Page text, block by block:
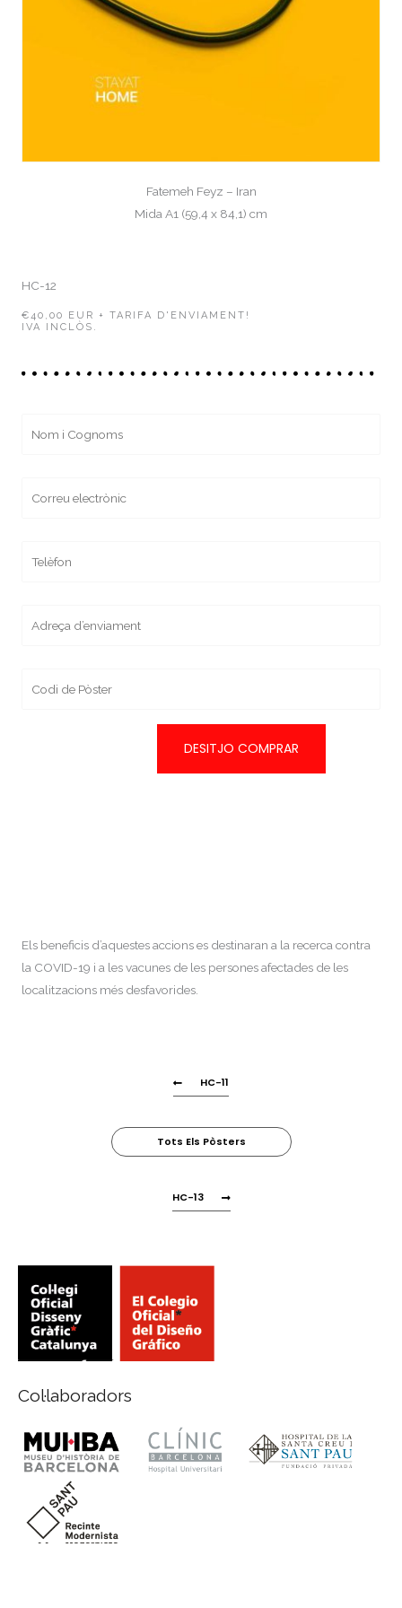
Fatemeh Feyz – Iran
Mida A1 (59,4 x 84,1) cm
HC-12
€40,00 EUR + TARIFA D'ENVIAMENT!
IVA INCLÒS.
Els beneficis d’aquestes accions es destinaran a la recerca contra
la COVID-19 i a les vacunes de les persones afectades de les
localitzacions més desfavorides.
HC-11
Tots Els Pòsters
HC-13
Col·laboradors